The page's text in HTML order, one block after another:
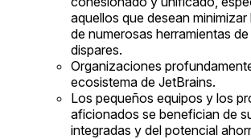
aquellos que desean
de numerosas herramientas
dispares.
Organizaciones
ecosistema de JetBrains.
Los pequeños equipos y los
aficionados se benefician de
integradas y del potencial